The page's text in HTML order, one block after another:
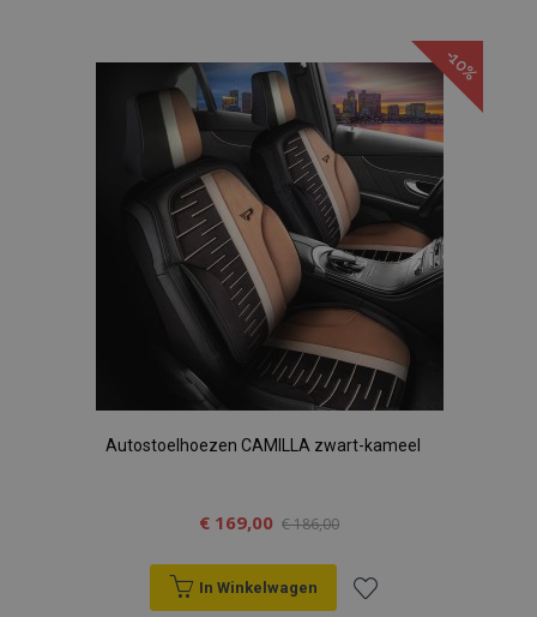
aan
verlanglijst
-10%
Autostoelhoezen CAMILLA zwart-kameel
€ 169,00 € 186,00
In Winkelwagen